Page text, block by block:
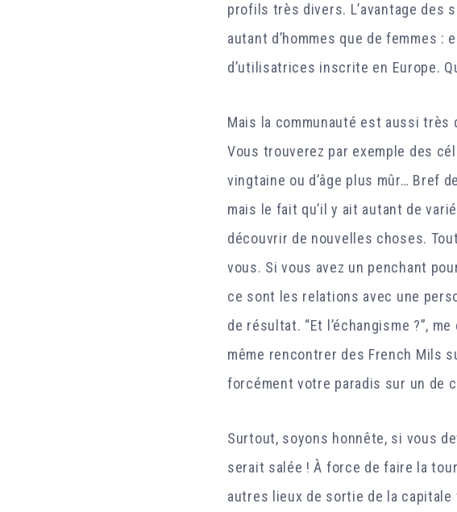
profils très divers. L’avantage des
autant d’hommes que de femmes
d’utilisatrices inscrite en Europe.
Mais la communauté est aussi
Vous trouverez par exemple des
vingtaine ou d’âge plus mûr… Bref
mais le fait qu’il y ait autant de
découvrir de nouvelles choses.
vous. Si vous avez un penchant
ce sont les relations avec une
de résultat. “Et l’échangisme ?”,
même rencontrer des French Mils
forcément votre paradis sur un de
Surtout, soyons honnête, si vous
serait salée ! À force de faire la
autres lieux de sortie de la